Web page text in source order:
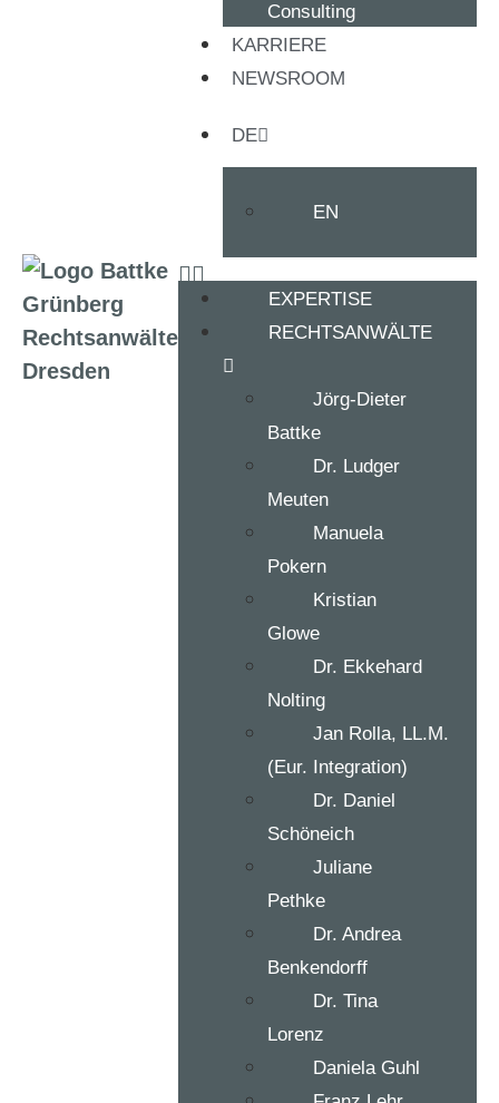
Consulting
KARRIERE
NEWSROOM
DE
EN
EXPERTISE
RECHTSANWÄLTE
Jörg-Dieter
Battke
Dr. Ludger
Meuten
Manuela
Pokern
Kristian
Glowe
Dr. Ekkehard
Nolting
Jan Rolla, LL.M.
(Eur. Integration)
Dr. Daniel
Schöneich
Juliane
Pethke
Dr. Andrea
Benkendorff
Dr. Tina
Lorenz
Daniela Guhl